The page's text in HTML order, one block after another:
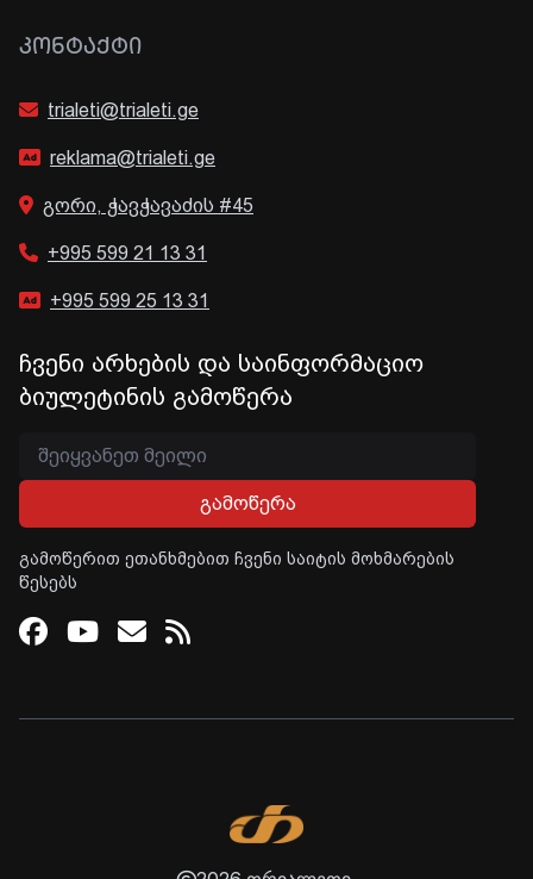
ᲙᲝᲜᲢᲐᲥᲢᲘ
trialeti@trialeti.ge
reklama@trialeti.ge
გორი, ჭავჭავაძის #45
+995 599 21 13 31
+995 599 25 13 31
ჩვენი არხების და საინფორმაციო
ბიულეტინის გამოწერა
გამოწერა
გამოწერით ეთანხმებით ჩვენი საიტის მოხმარების
წესებს
Facebook
Youtube
Email
RSS